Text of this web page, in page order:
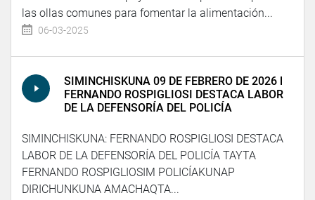
las ollas comunes para fomentar la alimentación...
06-03-2025
SIMINCHISKUNA 09 DE FEBRERO DE 2026 l
FERNANDO ROSPIGLIOSI DESTACA LABOR
DE LA DEFENSORÍA DEL POLICÍA
SIMINCHISKUNA: FERNANDO ROSPIGLIOSI DESTACA
LABOR DE LA DEFENSORÍA DEL POLICÍA TAYTA
FERNANDO ROSPIGLIOSIM POLICÍAKUNAP
DIRICHUNKUNA AMACHAQTA...